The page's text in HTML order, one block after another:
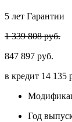
5 лет Гарантии
1 339 808 руб.
847 897 руб.
в кредит 14 135
Год